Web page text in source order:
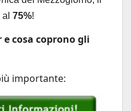
75%!
e cosa coprono gli
importante: